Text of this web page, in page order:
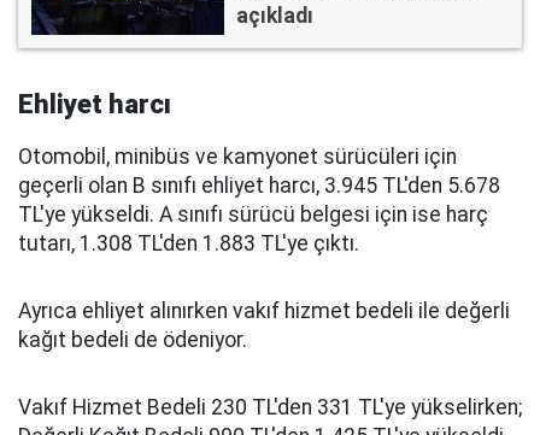
açıkladı
Ehliyet harcı
Otomobil, minibüs ve kamyonet sürücüleri için
geçerli olan B sınıfı ehliyet harcı, 3.945 TL'den 5.678
TL'ye yükseldi. A sınıfı sürücü belgesi için ise harç
tutarı, 1.308 TL'den 1.883 TL'ye çıktı.
Ayrıca ehliyet alınırken vakıf hizmet bedeli ile değerli
kağıt bedeli de ödeniyor.
Vakıf Hizmet Bedeli 230 TL'den 331 TL'ye yükselirken;